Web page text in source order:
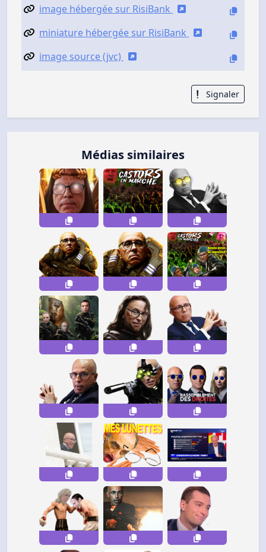
image hébergée sur RisiBank
miniature hébergée sur RisiBank
image source (jvc)
Signaler
Médias similaires